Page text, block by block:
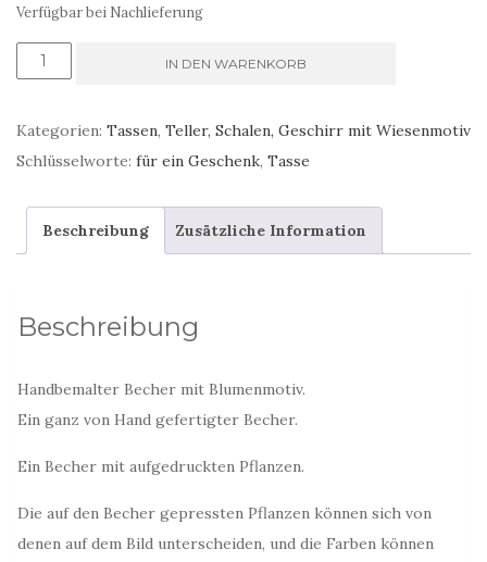
Verfügbar bei Nachlieferung
große
IN DEN WARENKORB
Kategorien: Tassen, Teller, Schalen, Geschirr mit Wiesenmotiv
Schlüsselworte: für ein Geschenk, Tasse
Beschreibung Zusätzliche Information
Beschreibung
Handbemalter Becher mit Blumenmotiv.
Ein ganz von Hand gefertigter Becher.
Ein Becher mit aufgedruckten Pflanzen.
Die auf den Becher gepressten Pflanzen können sich von
denen auf dem Bild unterscheiden, und die Farben können